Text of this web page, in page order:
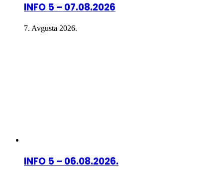
INFO 5 – 07.08.2026
7. Avgusta 2026.
INFO 5 – 06.08.2026.